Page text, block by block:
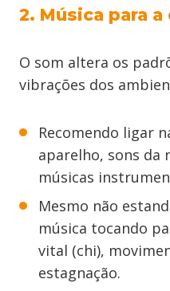
2. Música para a
O som altera os
vibrações dos
Recomendo ligar
aparelho, sons da
músicas
Mesmo não
música tocando
vital (chi),
estagnação.